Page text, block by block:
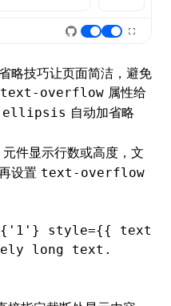
略技巧让页面简洁，避免
text-overflow 属性给
ellipsis 自动加省略
元件显示行数或高度，文
设置 text-overflow
{ '1' } style={{
long text.